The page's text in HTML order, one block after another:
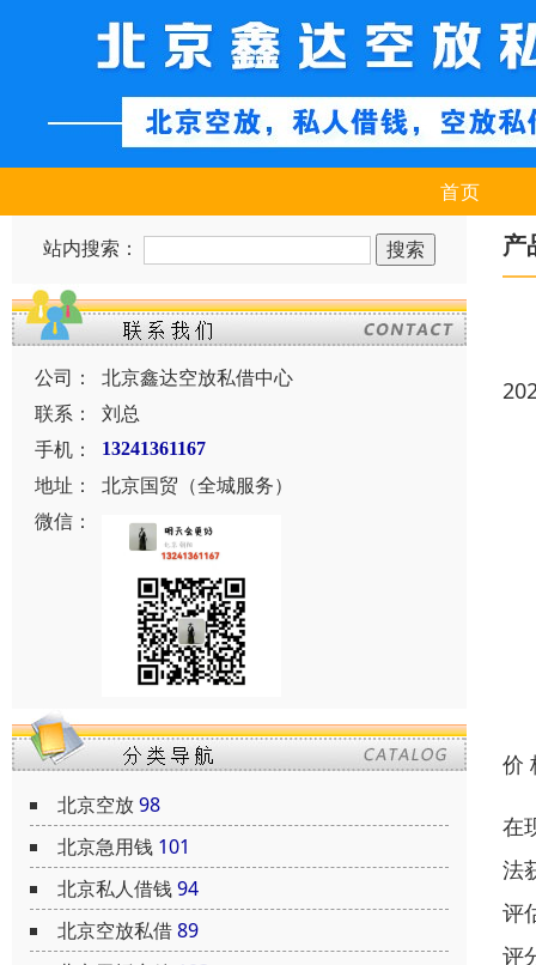
首页
站内搜索：
公司：
北京鑫达空放私借中心
联系：
刘总
手机：
13241361167
地址：
北京国贸（全城服务）
微信：
北京空放98
北京急用钱 101
北京私人借钱94
北京空放私借89
产
价
在
法
评
评